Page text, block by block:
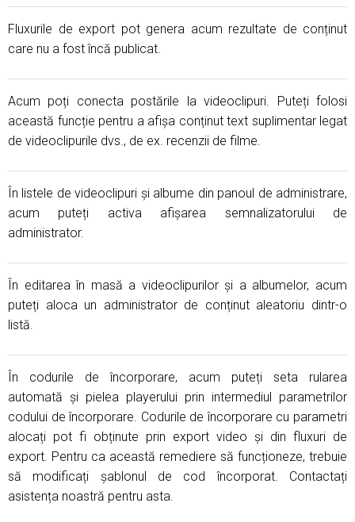
Fluxurile de export pot genera acum rezultate de conținut
care nu a fost încă publicat.
Acum poți conecta postările la videoclipuri. Puteți folosi
această funcție pentru a afișa conținut text suplimentar legat
de videoclipurile dvs., de ex. recenzii de filme.
În listele de videoclipuri și albume din panoul de administrare,
acum puteți activa afișarea semnalizatorului de
administrator.
În editarea în masă a videoclipurilor și a albumelor, acum
puteți aloca un administrator de conținut aleatoriu dintr-o
listă.
În codurile de încorporare, acum puteți seta rularea
automată și pielea playerului prin intermediul parametrilor
codului de încorporare. Codurile de încorporare cu parametri
alocați pot fi obținute prin export video și din fluxuri de
export. Pentru ca această remediere să funcționeze, trebuie
să modificați șablonul de cod încorporat. Contactați
asistența noastră pentru asta.